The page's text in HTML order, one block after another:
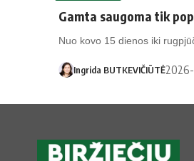
Gamta saugoma tik
Nuo kovo 15 dienos iki
Ingrida BUTKEVIČIŪTĖ2026-